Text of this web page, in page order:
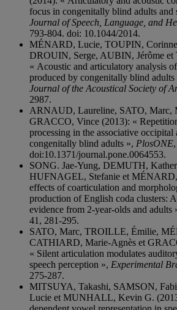
focus in congenitally blind adults and
Journal of Speech, Language, and
793-804. doi: 10.1044/2014.
MÉNARD, Lucie, TOUPIN,
DROUIN, Serge, AUBIN, Jérôme
« Acoustic and articulatory analysis
produced by congenitally blind adults
Journal of the Acoustical Society of
2987.
ARNAUD, Laureline, SATO, Marc,
GRACCO, Vince (2013): «
processing in the associative
congenitally blind adults », PlosONE
doi:10.1371/journal.pone.0064553.
SONG. Jae-Yung, DEMUTH,
HUFNAGEL, Stefanie et
effects of coarticulation and
production of English coda clusters:
evidence from 2-year-olds and adults
41, 281-295.
SATO, Marc, TROILLE, Émilie,
CATHIARD, Marie-Agnès et
« Silent articulation modulates
speech perception », Experimental
275-287.
MITSUYA, Takashi, SAMSON,
Lucie et MUNHALL, Kevin G.